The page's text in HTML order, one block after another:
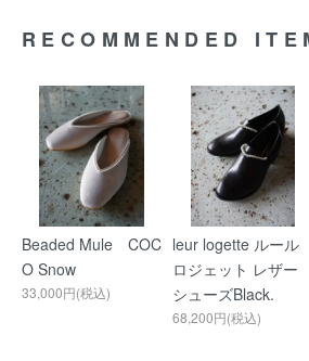
RECOMMENDED
Beaded Mule COC
O Snow
33,000円(税込)
leur logette ルール
ロジェット レザー
シューズBlack.
68,200円(税込)